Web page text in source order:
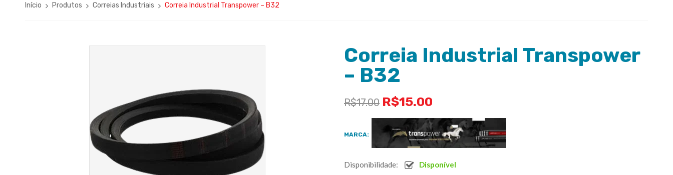
Início Produtos Correias Industriais Correia Industrial Transpower – B32
Correia Industrial Transpower
– B32
R$17.00 R$15.00
MARCA:
Disponibilidade: Disponível